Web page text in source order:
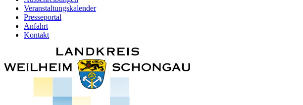
Veranstaltungskalender
Presseportal
Anfahrt
Kontakt